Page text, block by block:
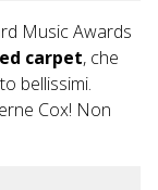
Music Awards
carpet, che
bellissimi.
Cox! Non